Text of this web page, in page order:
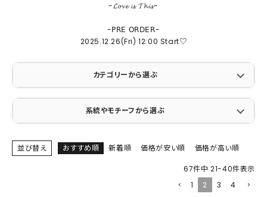
-𝓛𝓸𝓿𝓮 𝓲𝓼 𝓣𝓱𝓲𝓼-
-𝖯𝖱𝖤 𝖮𝖱𝖣𝖤𝖱-
2025.12.26(Fri) 12:00 Start♡
カテゴリーから選ぶ
系統やモチーフから選ぶ
並び替え おすすめ順 新着順 価格が安い順 価格が高い順
67件中 21-40件表示
1
2 3 4